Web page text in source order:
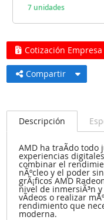
7 unidades
Cotización Empresa
Compartir
Descripción
AMD ha traÃ­do todo
experiencias
combinar el
nÃºcleo y el poder
grÃ¡ficos AMD
nivel de inmersiÃ³n
vÃ­deos o realizar
rendimiento que
moderna.